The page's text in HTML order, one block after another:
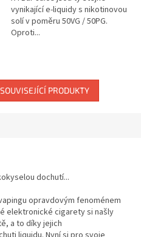
vynikající e-liquidy s nikotinovou
solí v poměru 50VG / 50PG.
Oproti...
PRODUKTY
dochutí...
opravdovým fenoménem
elektronické cigarety si našly
a to díky jejich